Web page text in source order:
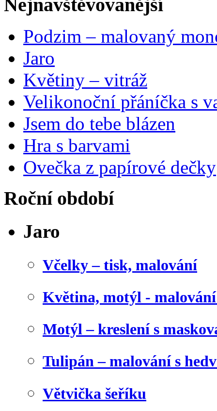
Nejnavštěvovanější
Podzim – malovaný
Jaro
Květiny – vitráž
Velikonoční přáníčka s
Jsem do tebe blázen
Hra s barvami
Ovečka z papírové dečky
Roční období
Jaro
Včelky – tisk, malování
Květina, motýl -
Motýl – kreslení s
Tulipán – malování s
Větvička šeříku